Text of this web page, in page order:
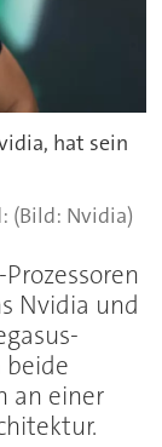
hat sein
(Bild: Nvidia)
Nvidia und
beide
an einer